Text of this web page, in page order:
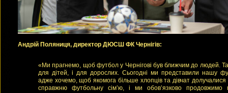
Андрій Поляниця, директор ДЮСШ ФК Чернігів:
«Ми прагнемо, щоб футбол у Чернігові був ближчим до людей.
для дітей, і для дорослих. Сьогодні ми представили нашу
адже хочемо, щоб якомога більше хлопців та дівчат
справжню футбольну сім’ю, і ми обов’язково продовжимо